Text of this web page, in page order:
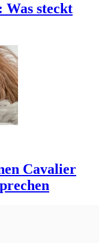
Was steckt
Cavalier